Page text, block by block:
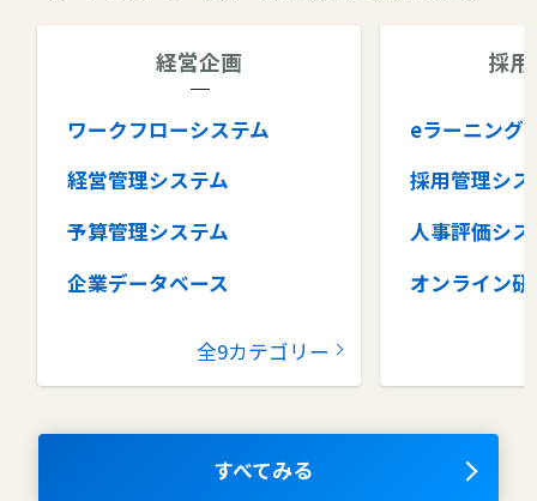
経営企画
ワークフローシステム
経営管理システム
予算管理システム
企業データベース
コラボレーションツール
ナレッジマネジメントツール
全9カテゴリー
採
eラーニング
採用管理シス
人事評価シス
オンライン研
タレントマ
OKRツール
すべてみる